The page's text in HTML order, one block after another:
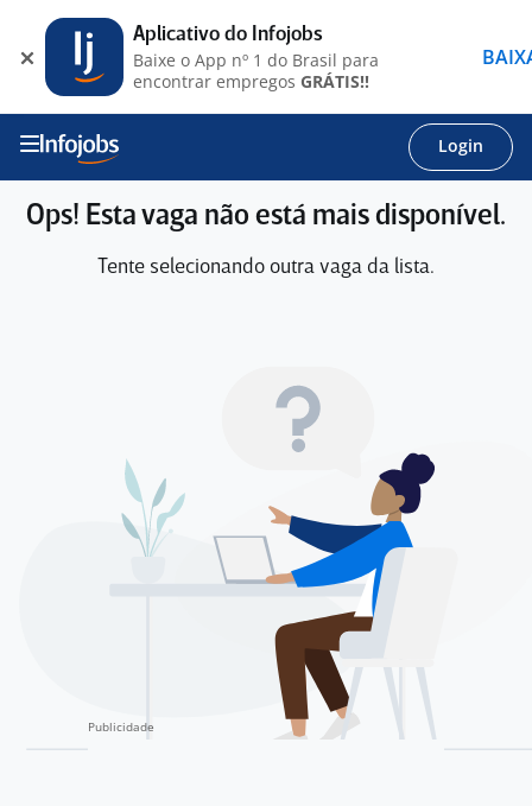
Login
Ops! Esta vaga não está mais disponível.
Tente selecionando outra vaga da lista.
Aplicativo do Infojobs
Baixe o App nº 1 do Brasil para
encontrar empregos GRÁTIS!!